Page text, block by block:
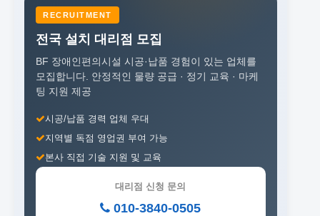
RECRUITMENT
전국 설치 대리점 모집
BF 장애인편의시설 시공·납품 경험이 있는 업체를
모집합니다. 안정적인 물량 공급 · 정기 교육 · 마케
팅 지원 제공
시공/납품 경력 업체 우대
지역별 독점 영업권 부여 가능
본사 직접 기술 지원 및 교육
대리점 신청 문의
010-3840-0505